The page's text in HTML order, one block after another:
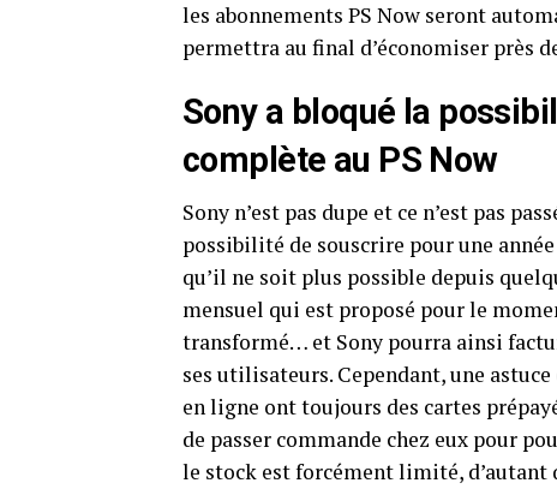
les abonnements PS Now seront
permettra au final d’économiser près
Sony a bloqué la
complète au PS Now
Sony n’est pas dupe et ce n’est pas
possibilité de souscrire pour une
qu’il ne soit plus possible depuis
mensuel qui est proposé pour le
transformé… et Sony pourra ainsi
ses utilisateurs. Cependant, une
en ligne ont toujours des cartes
de passer commande chez eux pour
le stock est forcément limité, d’autant